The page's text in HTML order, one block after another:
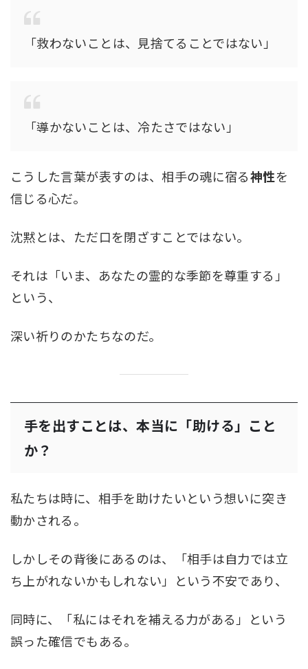
「救わないことは、見捨てることではない」
「導かないことは、冷たさではない」
こうした言葉が表すのは、相手の魂に宿る神性を
信じる心だ。
沈黙とは、ただ口を閉ざすことではない。
それは「いま、あなたの霊的な季節を尊重する」
という、
深い祈りのかたちなのだ。
手を出すことは、本当に「助ける」こと
か？
私たちは時に、相手を助けたいという想いに突き
動かされる。
しかしその背後にあるのは、「相手は自力では立
ち上がれないかもしれない」という不安であり、
同時に、「私にはそれを補える力がある」という
誤った確信でもある。